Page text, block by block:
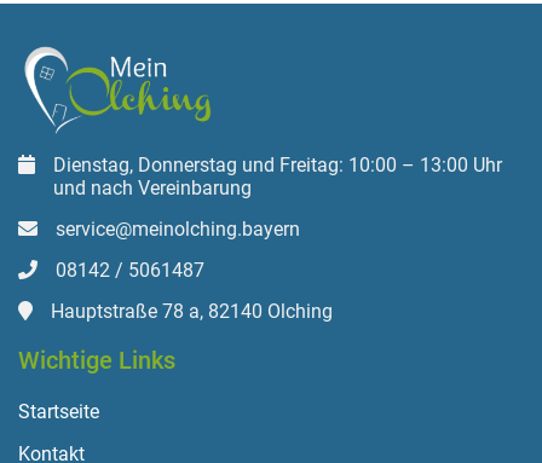
Dienstag, Donnerstag und Freitag: 10:00 – 13:00 Uhr
und nach Vereinbarung
service@meinolching.bayern
08142 / 5061487
Hauptstraße 78 a, 82140 Olching
Wichtige Links
Startseite
Kontakt